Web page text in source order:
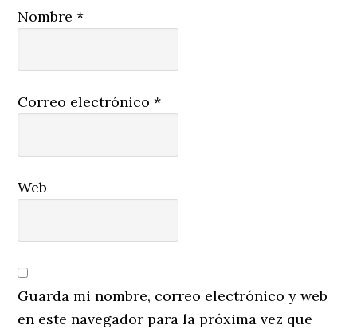
Nombre*
Correo electrónico*
Web
Guarda mi nombre, correo electrónico y web
en este navegador para la próxima vez que